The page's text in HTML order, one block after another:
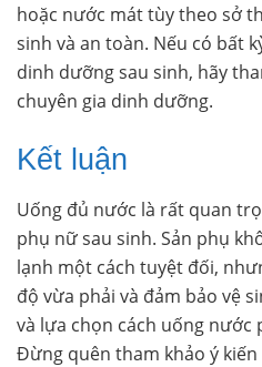
hoặc nước mát tùy theo sở
sinh và an toàn. Nếu có bất
dinh dưỡng sau sinh, hãy
chuyên gia dinh dưỡng.
Kết luận
Uống đủ nước là rất quan
phụ nữ sau sinh. Sản phụ
lạnh một cách tuyệt đối,
độ vừa phải và đảm bảo vệ
và lựa chọn cách uống nước
Đừng quên tham khảo ý